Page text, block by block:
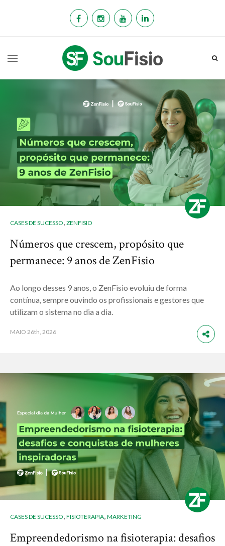
CASES DE SUCESSO, ZENFISIO
Números que crescem, propósito que
permanece: 9 anos de ZenFisio
Ao longo desses 9 anos, o ZenFisio evoluiu de forma
contínua, sempre ouvindo os profissionais e gestores que
utilizam o sistema no dia a dia.
MAIO 26th, 2026
CASES DE SUCESSO, FISIOTERAPIA, MARKETING
Empreendedorismo na fisioterapia: desafios